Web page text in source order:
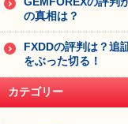
の真相は？
FXDDの評判は？追
をぶった切る！
カテゴリー